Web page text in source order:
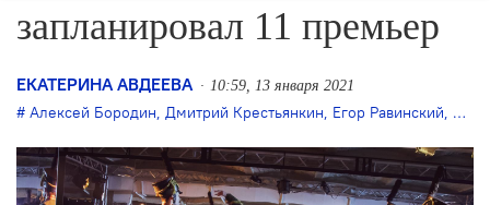
запланировал 11 премьер
ЕКАТЕРИНА АВДЕЕВА 10:59, 13 января 2021
Алексей Бородин, Дмитрий Крестьянкин, Егор Равинский,